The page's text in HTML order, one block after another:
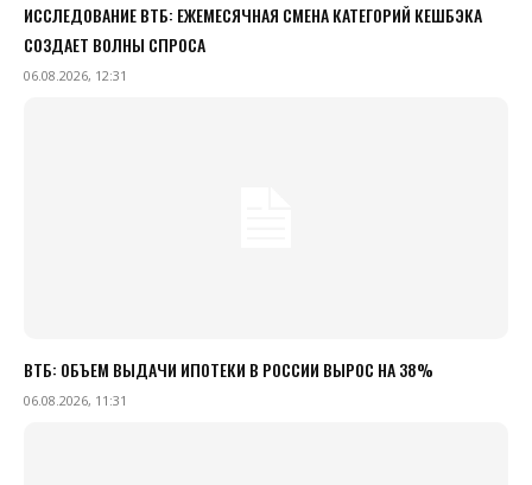
ИССЛЕДОВАНИЕ ВТБ: ЕЖЕМЕСЯЧНАЯ СМЕНА КАТЕГОРИЙ КЕШБЭКА
СОЗДАЕТ ВОЛНЫ СПРОСА
06.08.2026, 12:31
ВТБ: ОБЪЕМ ВЫДАЧИ ИПОТЕКИ В РОССИИ ВЫРОС НА 38%
06.08.2026, 11:31